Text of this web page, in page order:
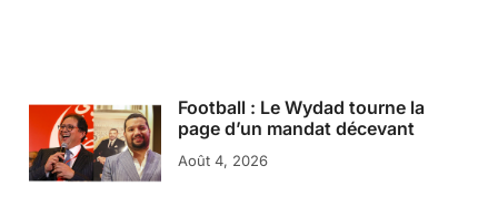
Football : Le Wydad tourne la
page d’un mandat décevant
Août 4, 2026